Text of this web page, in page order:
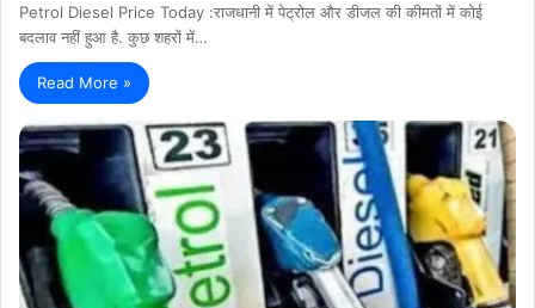
Petrol Diesel Price Today :राजधानी में पेट्रोल और डीजल की कीमतों में कोई
बदलाव नहीं हुआ है. कुछ शहरों में…
Read More »